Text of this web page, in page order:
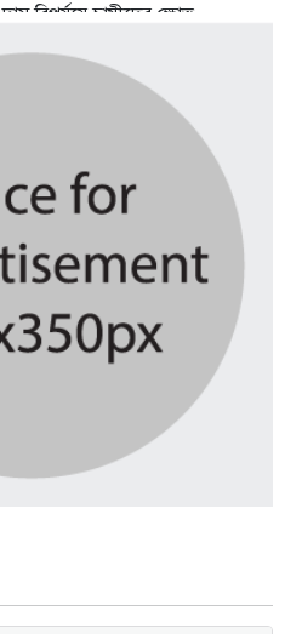
দাম বিপর্যয়ে চাষীদের ক্ষোভ
শঙ্কিত জীবন-অনিরাপদ ব্যবসা প্রতিষ্ঠান
নিরাপত্তা চেয়ে ব্যবসায়ীর সংবাদ
৪ দিন আগে
বর্ষার পানিতে টইটুম্বুর চলনবিলাঞ্চলে
বাড়ছে ডিঙি নৌকার চাহিদা
গুরুদাসপুরে সাত ইঞ্চি জমির দাবীতে
দুই মামলা-হয়রানীর অভিযোগ